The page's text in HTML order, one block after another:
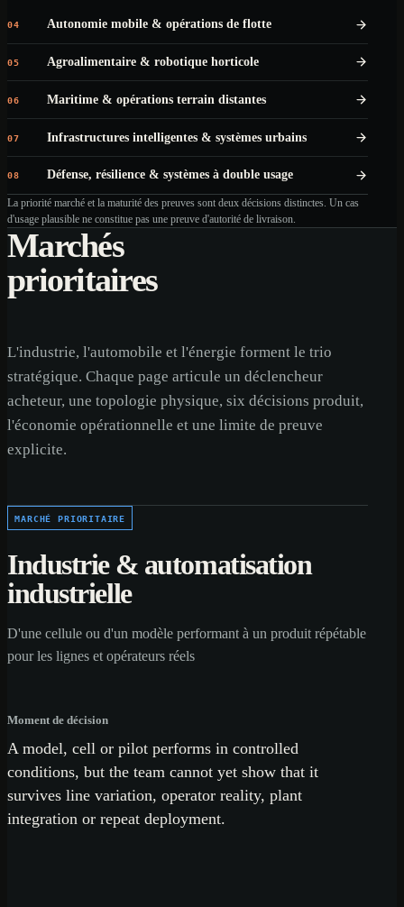
04 Autonomie mobile & opérations de flotte
05 Agroalimentaire & robotique horticole
06 Maritime & opérations terrain distantes
07 Infrastructures intelligentes & systèmes urbains
08 Défense, résilience & systèmes à double usage
La priorité marché et la maturité des preuves sont deux décisions distinctes. Un cas
d'usage plausible ne constitue pas une preuve d'autorité de livraison.
Marchés
prioritaires
L'industrie, l'automobile et l'énergie forment le trio
stratégique. Chaque page articule un déclencheur
acheteur, une topologie physique, six décisions produit,
l'économie opérationnelle et une limite de preuve
explicite.
MARCHÉ PRIORITAIRE
Industrie & automatisation
industrielle
D'une cellule ou d'un modèle performant à un produit répétable
pour les lignes et opérateurs réels
Moment de décision
A model, cell or pilot performs in controlled
conditions, but the team cannot yet show that it
survives line variation, operator reality, plant
integration or repeat deployment.